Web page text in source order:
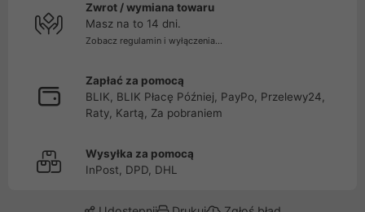
Zwrot / wymiana towaru
Masz na to 14 dni.
Zobacz regulamin i wyłączenia...
Zapłać za pomocą
BLIK, BLIK Płacę Później, PayPo, Przelewy24,
Raty, Kartą, Za pobraniem
Wysyłka za pomocą
InPost, DPD, DHL